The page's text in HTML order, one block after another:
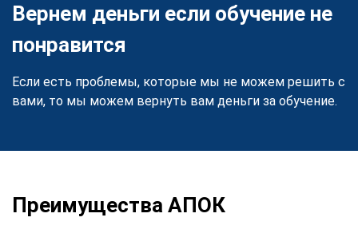
Вернем деньги если обучение не
понравится
Если есть проблемы, которые мы не можем решить с
вами, то мы можем вернуть вам деньги за обучение.
Преимущества АПОК